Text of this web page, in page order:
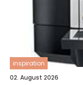
inspiration
02. August 2026